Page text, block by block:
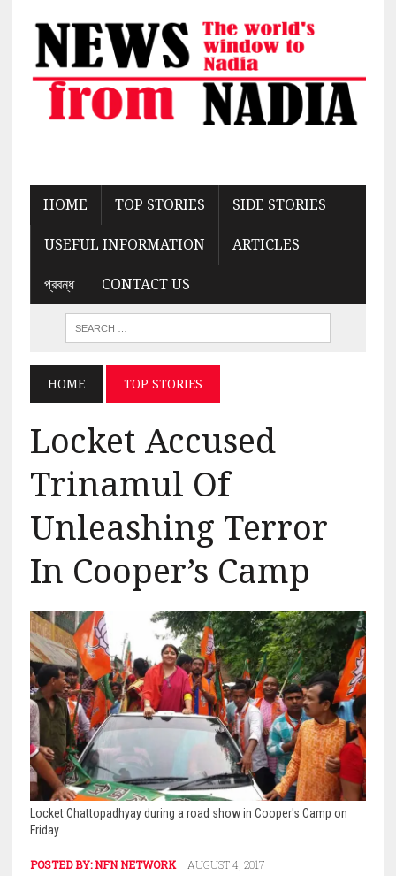
HOME TOP STORIES SIDE STORIES
USEFUL INFORMATION ARTICLES
প্রবন্ধ CONTACT US
HOME TOP STORIES
Locket Accused
Trinamul Of
Unleashing Terror
In Cooper’s Camp
Locket Chattopadhyay during a road show in Cooper's Camp on
Friday
POSTED BY:NFN NETWORK AUGUST 4, 2017